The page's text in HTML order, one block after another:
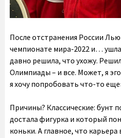
После отстранения России Лью
чемпионате мира-2022 и… ушла
давно решила, что ухожу.
Олимпиады – и все. Может, я
я хочу попробовать что-то
Причины? Классические: бунт
достала фигурка и который
коньки. А главное, что карьера